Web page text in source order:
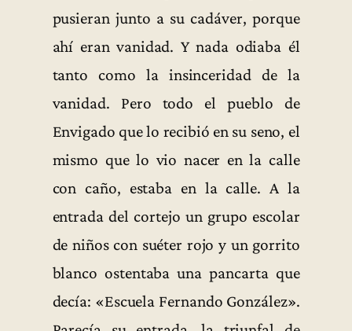
pusieran junto a su cadáver, porque
ahí eran vanidad. Y nada odiaba él
tanto como la insinceridad de la
vanidad. Pero todo el pueblo de
Envigado que lo recibió en su seno, el
mismo que lo vio nacer en la calle
con caño, estaba en la calle. A la
entrada del cortejo un grupo escolar
de niños con suéter rojo y un gorrito
blanco ostentaba una pancarta que
decía: «Escuela Fernando González».